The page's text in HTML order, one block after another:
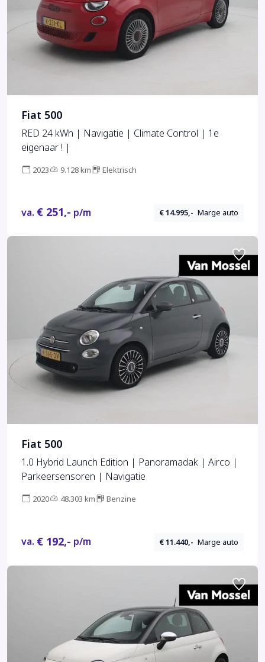
Fiat 500
RED 24 kWh | Navigatie | Climate Control | 1e
eigenaar ! |
2023 9.128 km Elektrisch
va. € 251,- p/m € 14.995,- Marge auto
Fiat 500
1.0 Hybrid Launch Edition | Panoramadak | Airco |
Parkeersensoren | Navigatie
2020 48.303 km Benzine
va. € 192,- p/m € 11.440,- Marge auto